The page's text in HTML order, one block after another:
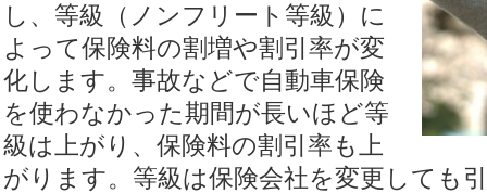
し、等級（ノンフリート等級）に
よって保険料の割増や割引率が変
化します。事故などで自動車保険
を使わなかった期間が長いほど等
級は上がり、保険料の割引率も上
がります。等級は保険会社を変更しても